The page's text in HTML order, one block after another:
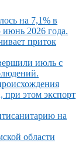
на 7,1% в
июнь 2026 года.
приток
июль с
при этом экспорт
на
области